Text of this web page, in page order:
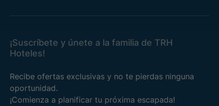
¡Suscríbete y únete a la familia de TRH
Hoteles!
Recibe ofertas exclusivas y no te pierdas ninguna
oportunidad.
¡Comienza a planificar tu próxima escapada!